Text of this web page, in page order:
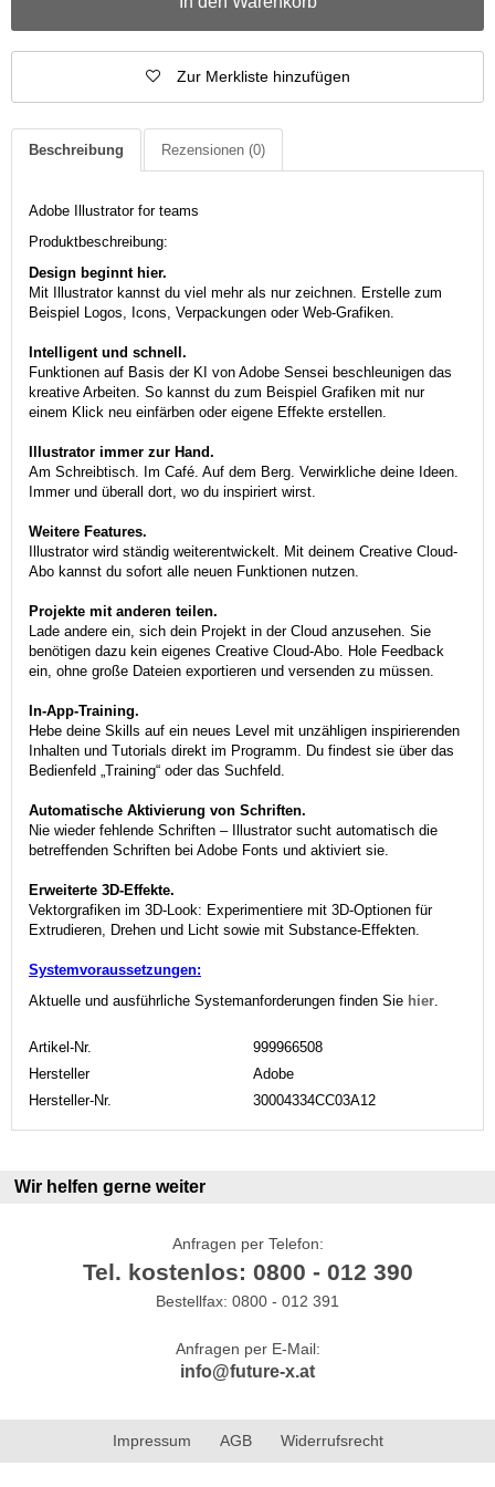
Zur Merkliste hinzufügen
Beschreibung Rezensionen (0)
Adobe Illustrator for teams
Produktbeschreibung:
Design beginnt hier.
Mit Illustrator kannst du viel mehr als nur zeichnen. Erstelle zum
Beispiel Logos, Icons, Verpackungen oder Web-Grafiken.
Intelligent und schnell.
Funktionen auf Basis der KI von Adobe Sensei beschleunigen das
kreative Arbeiten. So kannst du zum Beispiel Grafiken mit nur
einem Klick neu einfärben oder eigene Effekte erstellen.
Illustrator immer zur Hand.
Am Schreibtisch. Im Café. Auf dem Berg. Verwirkliche deine Ideen.
Immer und überall dort, wo du inspiriert wirst.
Weitere Features.
Illustrator wird ständig weiterentwickelt. Mit deinem Creative Cloud-
Abo kannst du sofort alle neuen Funktionen nutzen.
Projekte mit anderen teilen.
Lade andere ein, sich dein Projekt in der Cloud anzusehen. Sie
benötigen dazu kein eigenes Creative Cloud-Abo. Hole Feedback
ein, ohne große Dateien exportieren und versenden zu müssen.
In-App-Training.
Hebe deine Skills auf ein neues Level mit unzähligen inspirierenden
Inhalten und Tutorials direkt im Programm. Du findest sie über das
Bedienfeld „Training“ oder das Suchfeld.
Automatische Aktivierung von Schriften.
Nie wieder fehlende Schriften – Illustrator sucht automatisch die
betreffenden Schriften bei Adobe Fonts und aktiviert sie.
Erweiterte 3D-Effekte.
Vektorgrafiken im 3D-Look: Experimentiere mit 3D-Optionen für
Extrudieren, Drehen und Licht sowie mit Substance-Effekten.
Systemvoraussetzungen:
Aktuelle und ausführliche Systemanforderungen finden Sie hier
Artikel-Nr.
999966508
Hersteller
Adobe
Hersteller-Nr.
30004334CC03A12
Wir helfen gerne weiter
Anfragen per Telefon:
Tel. kostenlos: 0800 - 012 390
Bestellfax: 0800 - 012 391
Anfragen per E-Mail:
info@future-x.at
Impressum AGB Widerrufsrecht